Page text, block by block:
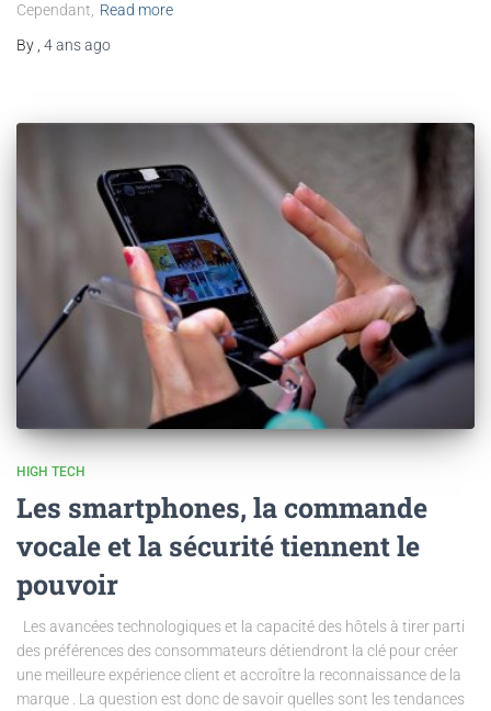
Cependant,
Read more
By 4 ansago
HIGH TECH
Les smartphones, la commande
vocale et la sécurité tiennent le
pouvoir
Les avancées technologiques et la capacité des hôtels à tirer parti
des préférences des consommateurs détiendront la clé pour créer
une meilleure expérience client et accroître la reconnaissance de la
marque . La question est donc de savoir quelles sont les tendances